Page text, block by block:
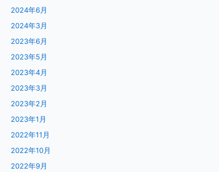
2024年6月
2024年3月
2023年6月
2023年5月
2023年4月
2023年3月
2023年2月
2023年1月
2022年11月
2022年10月
2022年9月